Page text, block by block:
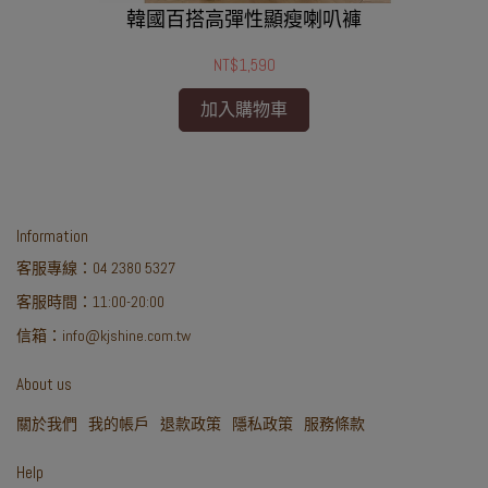
韓國百搭高彈性顯瘦喇叭褲
NT$1,590
加入購物車
Information
客服專線：04 2380 5327
客服時間：11:00-20:00
信箱：info@kjshine.com.tw
About us
關於我們 我的帳戶 退款政策 隱私政策 服務條款
Help